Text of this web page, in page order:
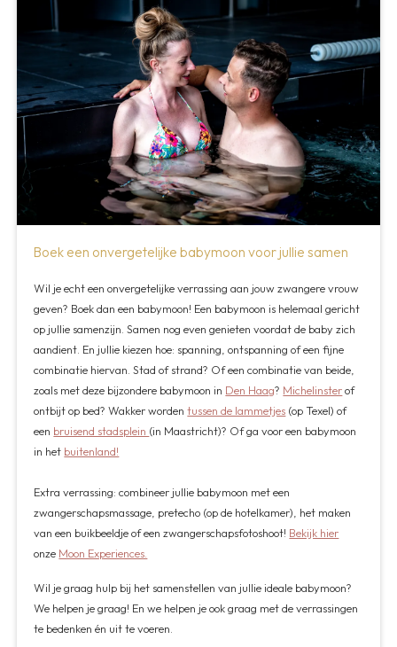
Boek een onvergetelijke babymoon voor jullie samen
Wil je echt een onvergetelijke verrassing aan jouw zwangere vrouw
geven? Boek dan een babymoon! Een babymoon is helemaal gericht
op jullie samenzijn. Samen nog even genieten voordat de baby zich
aandient. En jullie kiezen hoe: spanning, ontspanning of een fijne
combinatie hiervan. Stad of strand? Of een combinatie van beide,
zoals met deze bijzondere babymoon in Den Haag? Michelinsterof
ontbijt op bed? Wakker wordentussen de lammetjes (op Texel) of
een bruisend stadsplein (in Maastricht)? Of ga voor een babymoon
in het buitenland!
Extra verrassing: combineer jullie babymoon met een
zwangerschapsmassage, pretecho (op de hotelkamer), het maken
van een buikbeeldje of een zwangerschapsfotoshoot! Bekijk hier
onze Moon Experiences.
Wil je graag hulp bij het samenstellen van jullie ideale babymoon?
We helpen je graag! En we helpen je ook graag met de verrassingen
te bedenken én uit te voeren.